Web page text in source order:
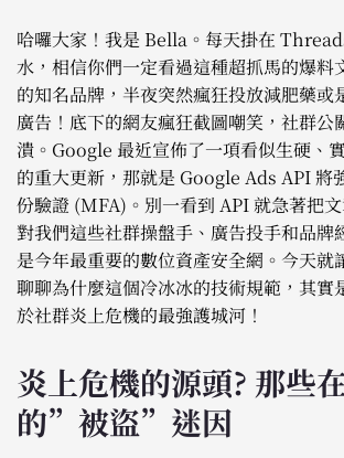
哈囉大家！我是 Bella。每天掛在
水，相信你們一定看過這種超抓馬的爆料
的知名品牌，半夜突然瘋狂投放減肥藥或
廣告！底下的網友瘋狂截圖嘲笑，社群公
潰。Google 最近宣佈了一項看似生硬、
的重大更新，那就是 Google Ads API 將
份驗證 (MFA)。別一看到 API 就急著把文
對我們這些社群操盤手、廣告投手和品牌
是今年最重要的數位資產安全網。今天就
聊聊為什麼這個冷冰冰的技術規範，其實
於社群炎上危機的最強護城河！
炎上危機的源頭? 那些
的”被盜”迷因